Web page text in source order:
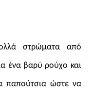
στρώματα από
ένα βαρύ ρούχο και
παπούτσια ώστε να